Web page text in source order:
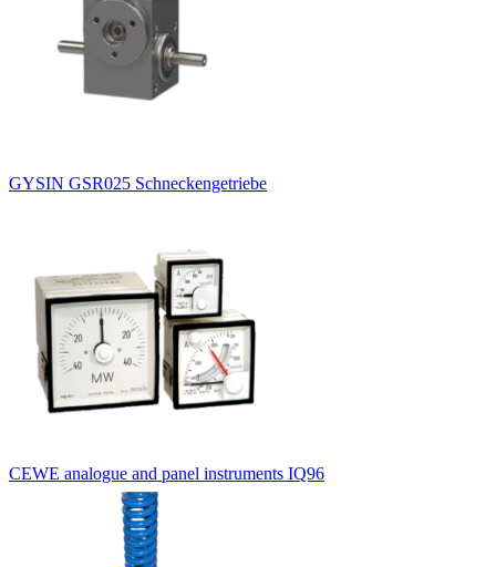
GYSIN GSR025 Schneckengetriebe
CEWE analogue and panel instruments IQ96